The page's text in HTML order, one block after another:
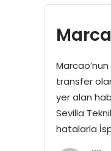
transfer
yer alan
Sevilla
hatalarla